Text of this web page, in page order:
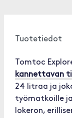
Tuotetiedot
Tomtoc
kannettavan
24 litraa ja
työmatkoille
lokeron,